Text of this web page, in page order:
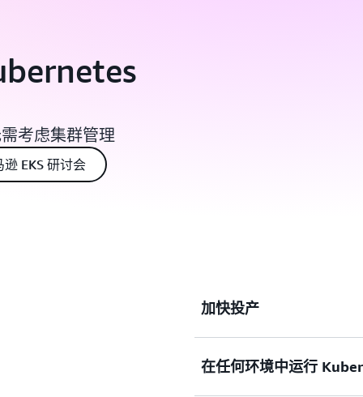
考虑集群管理
EKS 研讨会
加快投产
一键实现集群基础设施
在任何环境中运行